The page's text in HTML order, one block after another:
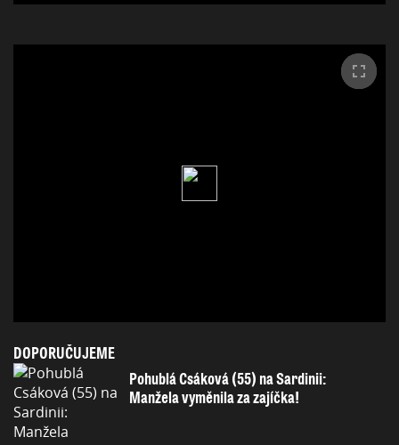
DOPORUČUJEME
Pohublá Csáková (55) na Sardinii:
Manžela vyměnila za zajíčka!